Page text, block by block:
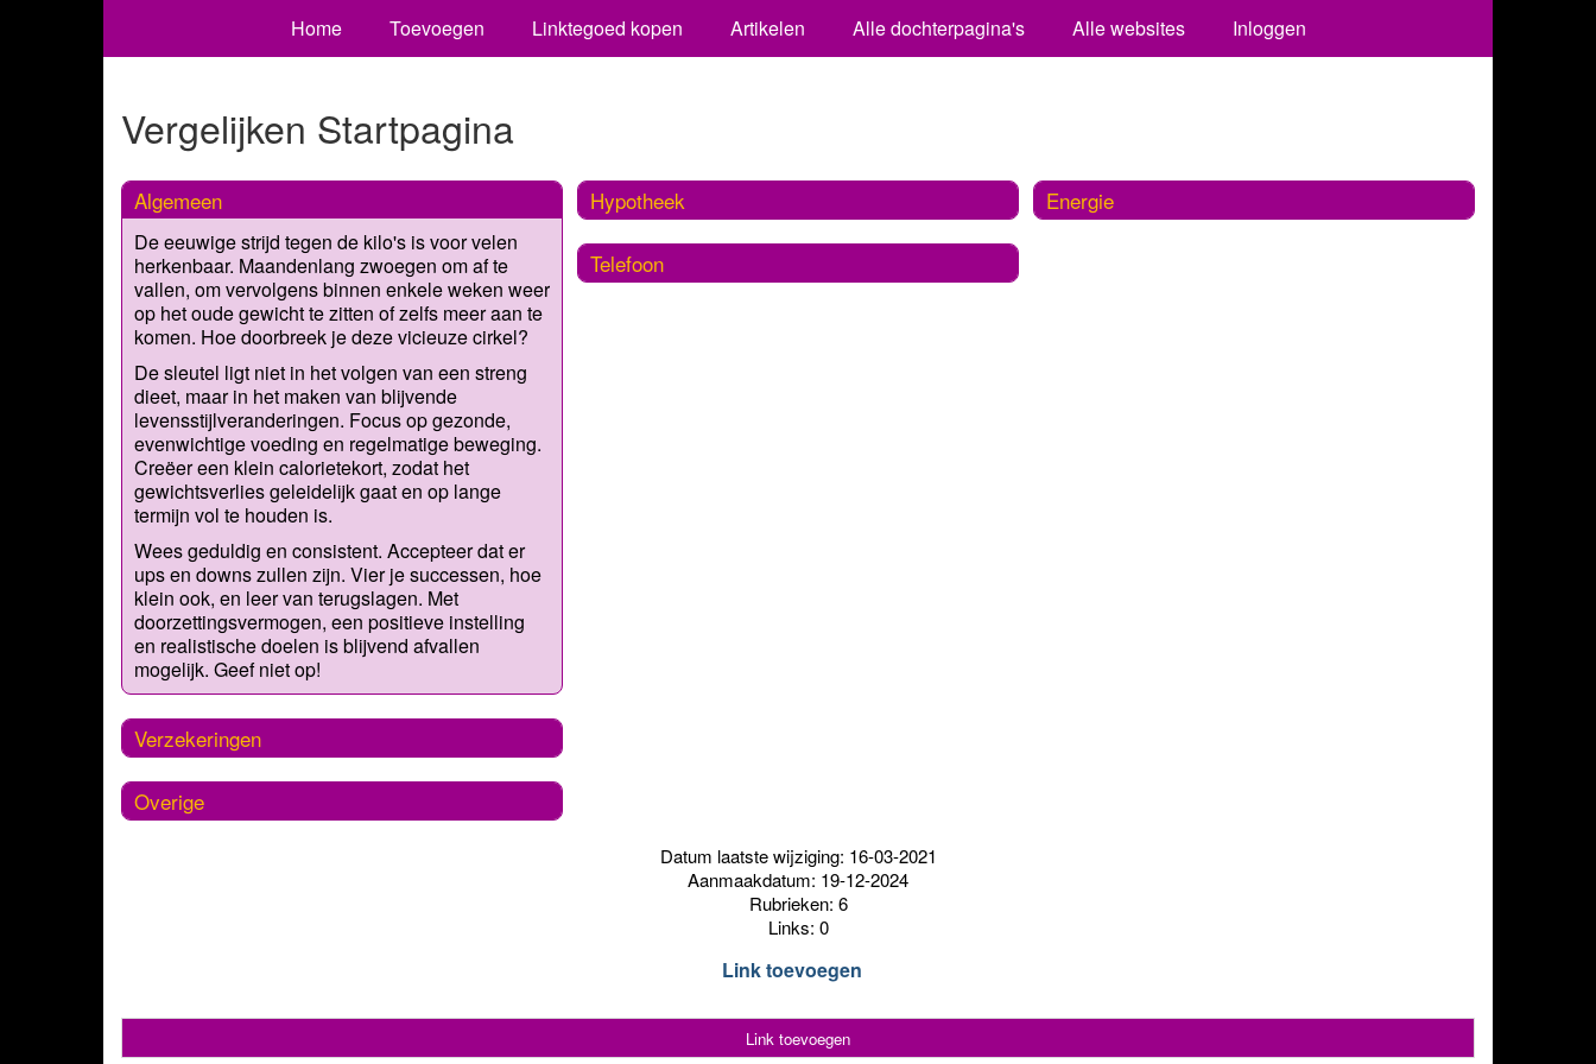
Home Toevoegen Linktegoed kopen Artikelen Alle dochterpagina's Alle websites Inloggen
Vergelijken Startpagina
Algemeen
De eeuwige strijd tegen de kilo's is voor velen
herkenbaar. Maandenlang zwoegen om af te
vallen, om vervolgens binnen enkele weken weer
op het oude gewicht te zitten of zelfs meer aan te
komen. Hoe doorbreek je deze vicieuze cirkel?
De sleutel ligt niet in het volgen van een streng
dieet, maar in het maken van blijvende
levensstijlveranderingen. Focus op gezonde,
evenwichtige voeding en regelmatige beweging.
Creëer een klein calorietekort, zodat het
gewichtsverlies geleidelijk gaat en op lange
termijn vol te houden is.
Wees geduldig en consistent. Accepteer dat er
ups en downs zullen zijn. Vier je successen, hoe
klein ook, en leer van terugslagen. Met
doorzettingsvermogen, een positieve instelling
en realistische doelen is blijvend afvallen
mogelijk. Geef niet op!
Verzekeringen
Overige
Hypotheek
Telefoon
Energie
Datum laatste wijziging: 16-03-2021
Aanmaakdatum: 19-12-2024
Rubrieken: 6
Links: 0
Link toevoegen
Link toevoegen